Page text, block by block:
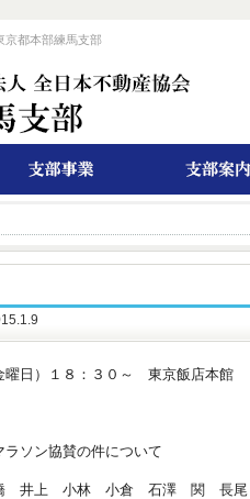
京都本部練馬支部
曜日）１８：３０～ 東京飯店本館
ラソン協賛の件について
井上 小林 小倉 石澤 関 長